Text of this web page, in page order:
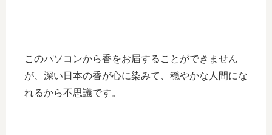
このパソコンから香をお届することができません
が、深い日本の香が心に染みて、穏やかな人間にな
れるから不思議です。